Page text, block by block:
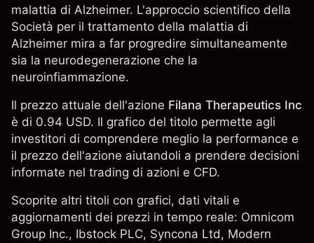
malattia di Alzheimer. L'approccio scientifico della
Società per il trattamento della malattia di
Alzheimer mira a far progredire simultaneamente
sia la neurodegenerazione che la
neuroinfiammazione.
Il prezzo attuale dell'azione Filana Therapeutics Inc
è di 0.94 USD. Il grafico del titolo permette agli
investitori di comprendere meglio la performance e
il prezzo dell'azione aiutandoli a prendere decisioni
informate nel trading di azioni e CFD.
Scoprite altri titoli con grafici, dati vitali e
aggiornamenti dei prezzi in tempo reale: Omnicom
Group Inc., Ibstock PLC, Syncona Ltd, Modern